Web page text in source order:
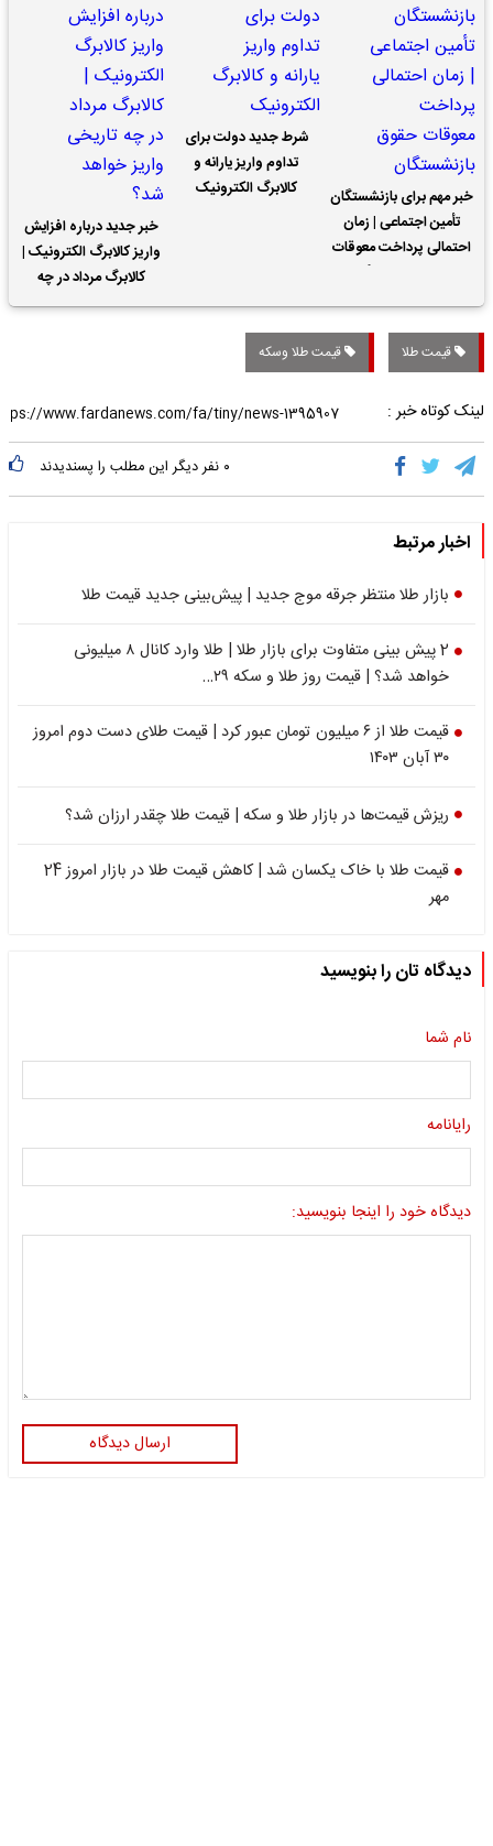
خبر مهم برای بازنشستگان
تأمین اجتماعی | زمان
احتمالی پرداخت معوقات
شرط جدید دولت برای
تداوم واریز یارانه و
کالابرگ الکترونیک
خبر جدید درباره افزایش
واریز کالابرگ الکترونیک |
کالابرگ مرداد در چه
تاریخی واریز خواهد شد؟
قیمت طلا قیمت طلا وسکه
لینک کوتاه خبر :
۰ نفر دیگر این مطلب را پسندیدند
اخبار مرتبط
بازار طلا منتظر جرقه موج جدید | پیش‌بینی جدید قیمت طلا
2 پیش بینی متفاوت برای بازار طلا | طلا وارد کانال ۸ میلیونی
خواهد شد؟ | قیمت روز طلا و سکه ۲۹…
قیمت طلا از ۶ میلیون تومان عبور کرد | قیمت طلای دست دوم امروز
۳۰ آبان ۱۴۰۳
ریزش قیمت‌ها در بازار طلا و سکه | قیمت طلا چقدر ارزان شد؟
قیمت طلا با خاک یکسان شد | کاهش قیمت طلا در بازار امروز 24
مهر
دیدگاه تان را بنویسید
نام شما
رایانامه
دیدگاه خود را اینجا بنویسید:
ارسال دیدگاه